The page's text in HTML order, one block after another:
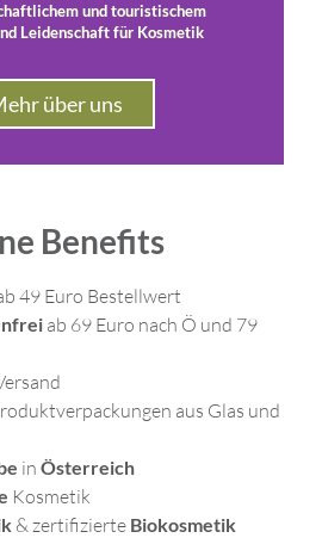
und touristischem
Leidenschaft für Kosmetik
über uns
Benefits
49 Euro Bestellwert
ab 69 Euro nach Ö und 79
aus Glas und
in Österreich
Kosmetik
& zertifizierte Biokosmetik